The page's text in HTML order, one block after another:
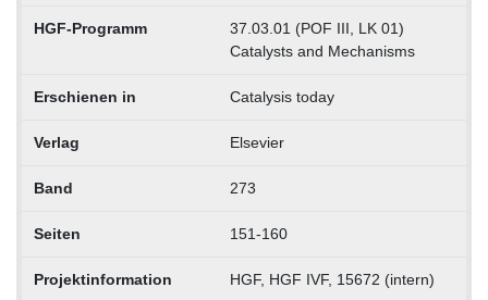
HGF-Programm
37.03.01 (POF III, LK 01)
Catalysts and Mechanisms
Erschienen in Catalysis today
Verlag Elsevier
Band 273
Seiten 151-160
Projektinformation HGF, HGF IVF, 15672 (intern)